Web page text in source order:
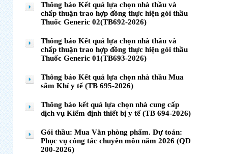
Thông báo Kết quả lựa chọn nhà thầu và
chấp thuận trao hợp đồng thực hiện gói thầu
Thuốc Generic 02(TB692-2026)
Thông báo Kết quả lựa chọn nhà thầu và
chấp thuận trao hợp đồng thực hiện gói thầu
Thuốc Generic 01(TB693-2026)
Thông báo Kết quả lựa chọn nhà thầu Mua
sắm Khí y tế (TB 695-2026)
Thông báo kết quả lựa chọn nhà cung cấp
dịch vụ Kiểm định thiết bị y tế (TB 694-2026)
Gói thầu: Mua Văn phòng phẩm. Dự toán:
Phục vụ công tác chuyên môn năm 2026 (QD
200-2026)